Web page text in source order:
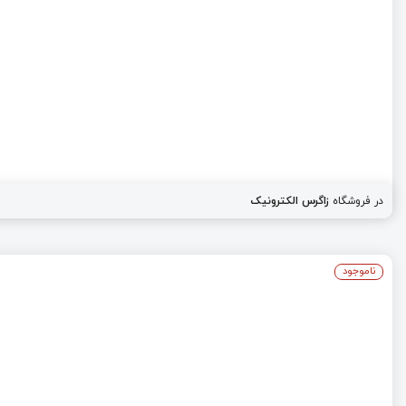
در فروشگاه زاگرس الکترونیک
ناموجود